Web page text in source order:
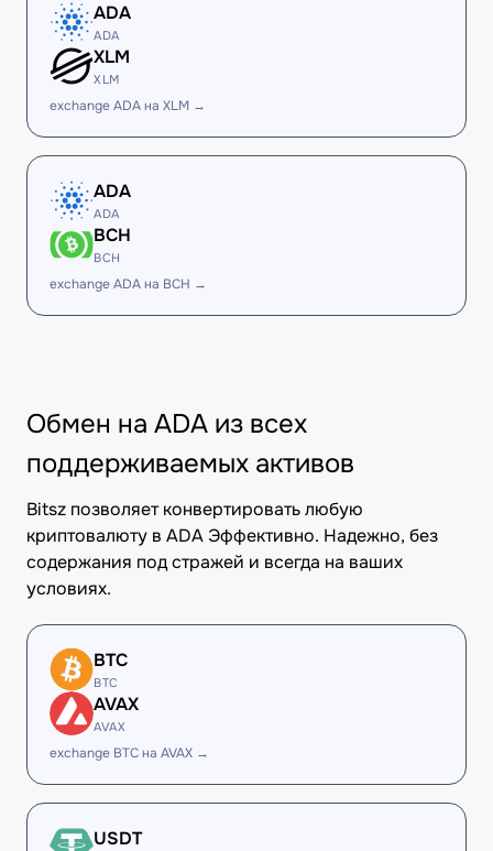
ADA
ADA
XLM
XLM
exchange ADA на XLM →
ADA
ADA
BCH
BCH
exchange ADA на BCH →
Обмен на ADA из всех
поддерживаемых активов
Bitsz позволяет конвертировать любую
криптовалюту в ADA Эффективно. Надежно, без
содержания под стражей и всегда на ваших
условиях.
BTC
BTC
AVAX
AVAX
exchange BTC на AVAX →
USDT